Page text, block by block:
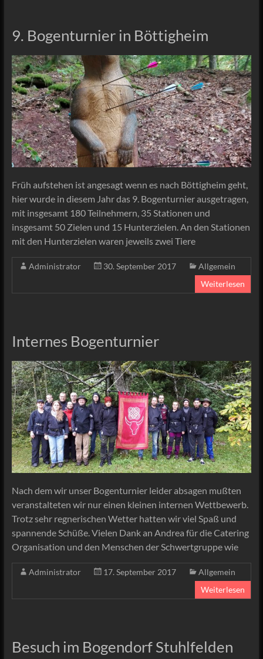
9. Bogenturnier in Böttigheim
Früh aufstehen ist angesagt wenn es nach Böttigheim geht,
hier wurde in diesem Jahr das 9. Bogenturnier ausgetragen,
mit insgesamt 180 Teilnehmern, 35 Stationen und
insgesamt 50 Zielen und 15 Hunterzielen. An den Stationen
mit den Hunterzielen waren jeweils zwei Tiere
Administrator 30. September 2017
Allgemein
Weiterlesen
Internes Bogenturnier
Nach dem wir unser Bogenturnier leider absagen mußten
veranstalteten wir nur einen kleinen internen Wettbewerb.
Trotz sehr regnerischen Wetter hatten wir viel Spaß und
spannende Schüße. Vielen Dank an Andrea für die Catering
Organisation und den Menschen der Schwertgruppe wie
Administrator 17. September 2017
Allgemein
Weiterlesen
Besuch im Bogendorf Stuhlfelden